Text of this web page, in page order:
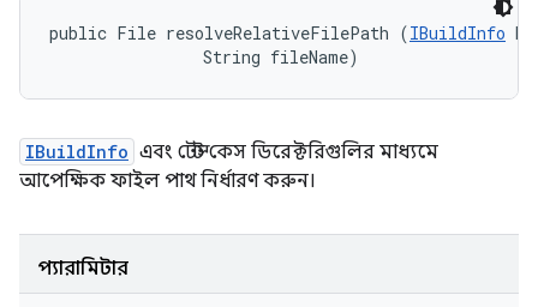
public File resolveRelativeFilePath (IBuildInfo
                String fileName)
IBuildInfo এবং টেস্ট কেস ডিরেক্টরিগুলির মাধ্যমে
আপেক্ষিক ফাইল পাথ নির্ধারণ করুন।
প্যারামিটার